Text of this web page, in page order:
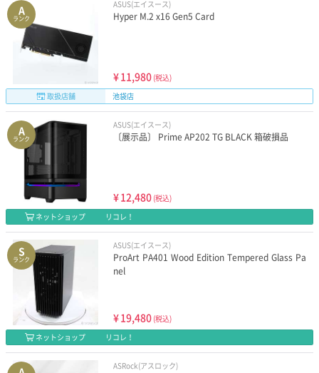
A
ランク
ASUS(エイスース)
Hyper M.2 x16 Gen5 Card
¥11,980 (税込)
取扱店舗
池袋店
A
ランク
ASUS(エイスース)
〔展示品〕 Prime AP202 TG BLACK 箱破損品
¥12,480 (税込)
ネットショップ
リコレ！
S
ランク
ASUS(エイスース)
ProArt PA401 Wood Edition Tempered Glass Pa
nel
¥19,480 (税込)
ネットショップ
リコレ！
ASRock(アスロック)